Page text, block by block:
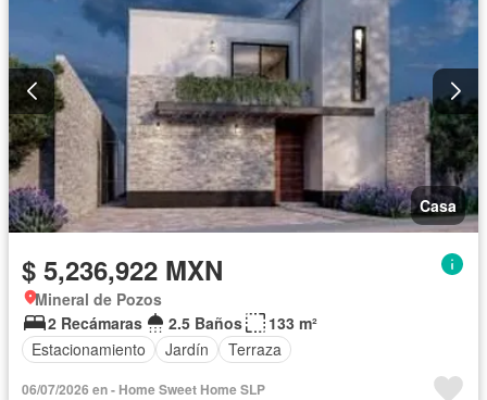
Casa
$ 5,236,922 MXN
Mineral de Pozos
2 Recámaras
2.5 Baños
133 m²
Estacionamiento
Jardín Terraza
06/07/2026 en - Home Sweet Home SLP